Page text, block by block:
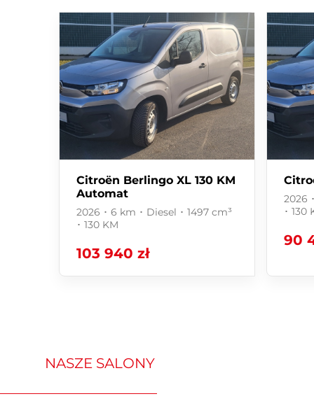
elektryczny o mocy 113KM
Wyjątkowy styl z
możliwością personalizacji
kolorystycznej nadwozia
Nie czekaj! Wypełnij formularz i
ciesz się nowym samochodem w
Citroën Berlingo XL 130 KM
Automat
2026 ･ 6 km ･ Diesel ･ 1497 cm³
･ 130 KM
103 940 zł
2026
･ 130
90
NASZE SALONY